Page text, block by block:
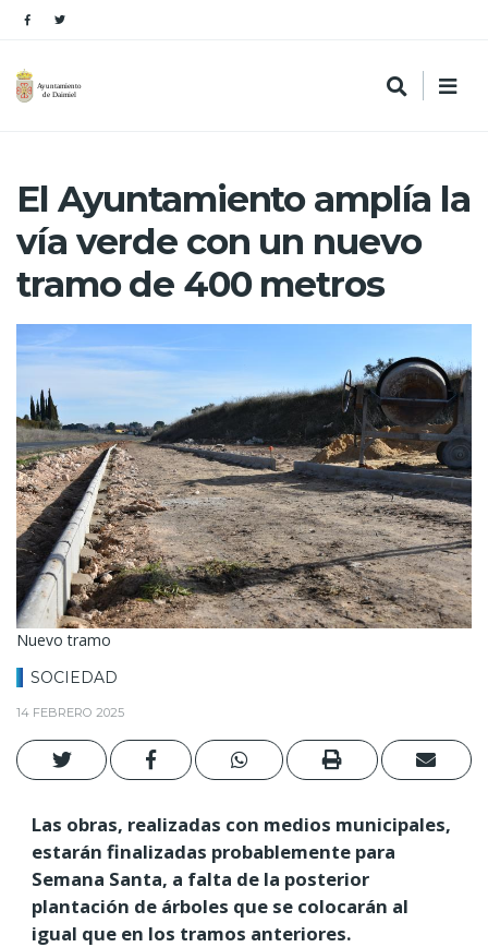
El Ayuntamiento amplía la
vía verde con un nuevo
tramo de 400 metros
Nuevo tramo
SOCIEDAD
14 FEBRERO 2025
Las obras, realizadas con medios municipales,
estarán finalizadas probablemente para
Semana Santa, a falta de la posterior
plantación de árboles que se colocarán al
igual que en los tramos anteriores.